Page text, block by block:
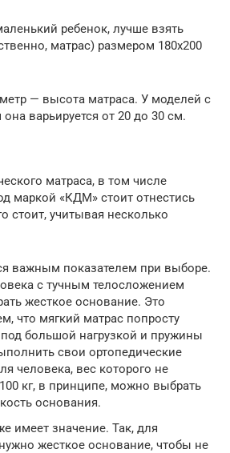
ребенок, лучше взять
матрас) размером 180х200
— высота матраса. У моделей с
варьируется от 20 до 30 см.
матраса, в том числе
маркой «КДМ» стоит отнестись
стоит, учитывая несколько
важным показателем при выборе.
с тучным телосложением
жесткое основание. Это
что мягкий матрас попросту
большой нагрузкой и пружины
свои ортопедические
человека, вес которого не
кг, в принципе, можно выбрать
основания.
имеет значение. Так, для
жесткое основание, чтобы не